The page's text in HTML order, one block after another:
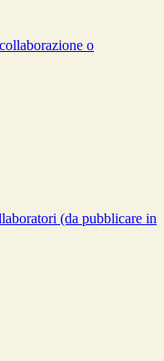
o
(da pubblicare in